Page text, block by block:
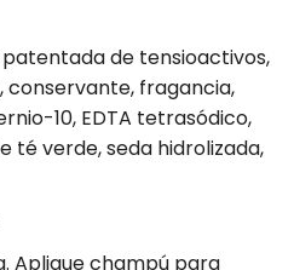
de tensioactivos,
fragancia,
10, EDTA tetrasódico,
verde, seda hidrolizada,
Aplique champú para